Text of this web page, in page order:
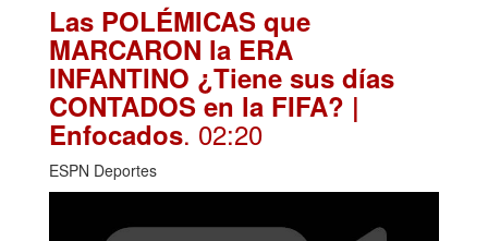
Las POLÉMICAS que
MARCARON la ERA
INFANTINO ¿Tiene sus días
CONTADOS en la FIFA? |
Enfocados. 02:20
ESPN Deportes